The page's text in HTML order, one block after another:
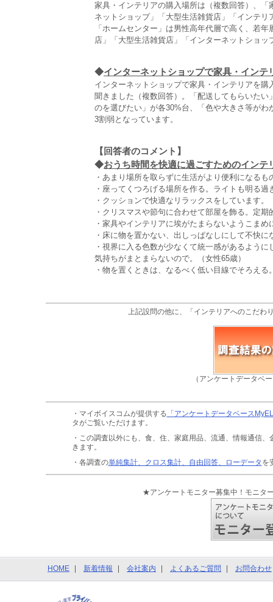
家具・インテリアの購入場所は（複数回答）、
ネットショップ」「大型生活雑貨店」「インテ
「ホームセンター」は男性高年代層で高く、若
店」「大型生活雑貨店」「インターネットショ
◆インターネットショップで家具・インテ
インターネットショップで家具・インテリアを
聞きました（複数回答）。「配送してもらいた
のを選びたい」が各30%台、「色や大きさ等が
3割弱となっています。
【回答者のコメント】
◆おうち時間を快適に過ごすためのインテ
・あまり場所を取らずに生活がより便利になるも
・座ってくつろげる場所を作る。ライトも明る
・クッションで快適なリラックスをしています。
・クリスマスや節句に合わせて部屋を飾る。定
・家具やインテリアに埃がたまらないようこま
・床に物を置かない、出しっぱなしにして不快
・視界に入る色数が少なくて統一感があるよう
気持ちがまとまらないので。（女性65歳）
・物を置くときは、なるべく低い目線でそろえ
上記設問の他に、「インテリアへのこだわ
（アンケートデータベ
・マイボイスコムが提供する 「アンケートデータベース
タがご覧いただけます。
・この調査以外にも、食、住、家庭用品、流通、情報通信、
きます。
・各調査の単純集計、クロス集計、自由回答、ローデータ を
★アンケートモニター募集中！モニタ
HOME 新着情報 会社案内 よくあるご質問 お問合わせ